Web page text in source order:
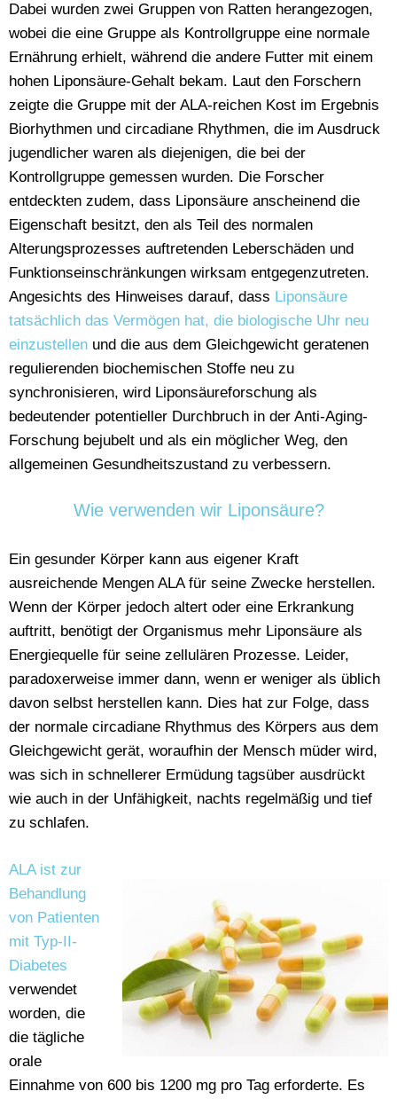
Dabei wurden zwei Gruppen von Ratten herangezogen,
wobei die eine Gruppe als Kontrollgruppe eine normale
Ernährung erhielt, während die andere Futter mit einem
hohen Liponsäure-Gehalt bekam. Laut den Forschern
zeigte die Gruppe mit der ALA-reichen Kost im Ergebnis
Biorhythmen und circadiane Rhythmen, die im Ausdruck
jugendlicher waren als diejenigen, die bei der
Kontrollgruppe gemessen wurden. Die Forscher
entdeckten zudem, dass Liponsäure anscheinend die
Eigenschaft besitzt, den als Teil des normalen
Alterungsprozesses auftretenden Leberschäden und
Funktionseinschränkungen wirksam entgegenzutreten.
Angesichts des Hinweises darauf, dass Liponsäure
tatsächlich das Vermögen hat, die biologische Uhr neu
einzustellen und die aus dem Gleichgewicht geratenen
regulierenden biochemischen Stoffe neu zu
synchronisieren, wird Liponsäureforschung als
bedeutender potentieller Durchbruch in der Anti-Aging-
Forschung bejubelt und als ein möglicher Weg, den
allgemeinen Gesundheitszustand zu verbessern.
Wie verwenden wir Liponsäure?
Ein gesunder Körper kann aus eigener Kraft
ausreichende Mengen ALA für seine Zwecke herstellen.
Wenn der Körper jedoch altert oder eine Erkrankung
auftritt, benötigt der Organismus mehr Liponsäure als
Energiequelle für seine zellulären Prozesse. Leider,
paradoxerweise immer dann, wenn er weniger als üblich
davon selbst herstellen kann. Dies hat zur Folge, dass
der normale circadiane Rhythmus des Körpers aus dem
Gleichgewicht gerät, woraufhin der Mensch müder wird,
was sich in schnellerer Ermüdung tagsüber ausdrückt
wie auch in der Unfähigkeit, nachts regelmäßig und tief
zu schlafen.
ALA ist zur
Behandlung
von Patienten
mit Typ-II-
Diabetes
verwendet
worden, die
die tägliche
orale
Einnahme von 600 bis 1200 mg pro Tag erforderte. Es